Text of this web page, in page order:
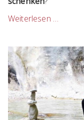
Weiterlesen …
was
Deine
und
Dein
Auto